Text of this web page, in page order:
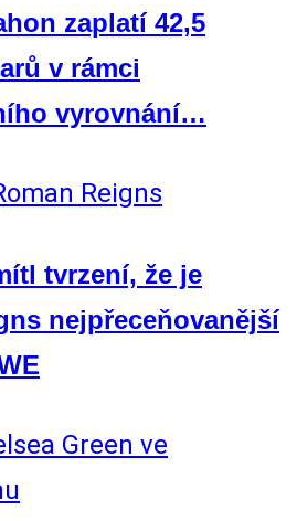
zaplatí 42,5
v rámci
vyrovnání…
tvrzení, že je
nejpřeceňovanější